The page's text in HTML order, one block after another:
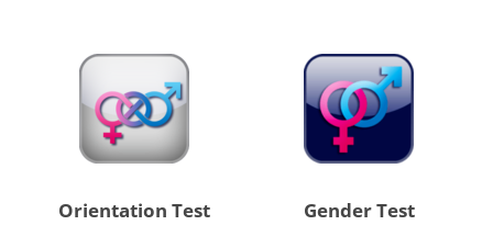
Orientation Test Gender Test